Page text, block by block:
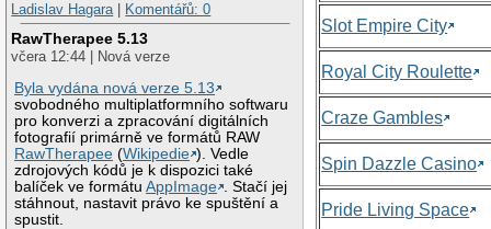
Ladislav Hagara| Komentářů: 0
RawTherapee 5.13
včera 12:44 | Nová verze
Byla vydána nová verze 5.13
svobodného multiplatformního softwaru
pro konverzi a zpracování digitálních
fotografií primárně ve formátů RAW
RawTherapee (Wikipedie ). Vedle
zdrojových kódů je k dispozici také
balíček ve formátuAppImage
. Stačí jej
stáhnout, nastavit právo ke spuštění a
spustit.
Slot Empire City
Royal City Roulette
Craze Gambles
Spin Dazzle Casino
Pride Living Space